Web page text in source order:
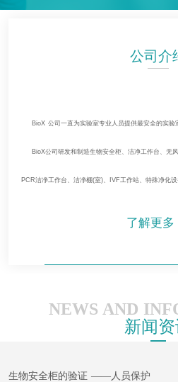
公司介
BioX 公司一直为实验室专业人员提供最安全的实验
PCR洁净工作台、洁净棚(室)、IVF工作站、特殊净化设
了解更
NEWS AND
新闻
生物安全柜的验证 ——人员保护